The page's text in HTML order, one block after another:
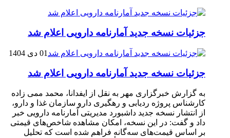
جزئیات نسخه جدید آمارنامه دارویی اعلام شد
01 دی 1404
جزئیات نسخه جدید آمارنامه دارویی اعلام شد
به گزارش خبرگزاری مهر به نقل از ایفدانا، محمد ممی زاده
کارشناس پروژه ردیابی و رهگیری دارو سازمان غذا و دارو،
از انتشار نسخه جدید داشبورد مدیریتی آمارنامه دارویی خبر
داد و گفت: در این نسخه، امکان مشاهده شاخص‌های قیمتی
بر اساس قیمت‌های سه‌گانه فراهم شده است که تحلیل